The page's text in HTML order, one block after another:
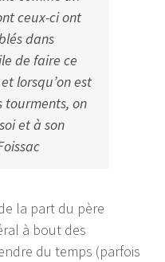
ceux-ci ont
dans
de faire ce
lorsqu’on est
tourments, on
et à son
la part du père
à bout des
du temps (parfois